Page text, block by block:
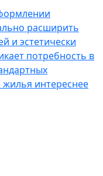
расширить
и эстетически
потребность в
интереснее